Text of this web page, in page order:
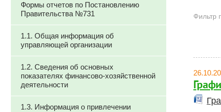
Фильтр
Формы отчетов по Постановлению
Правительства №731
1.1. Общая информация об
управляющей организации
1.2. Сведения об основных
показателях финансово-хозяйственной
деятельности
1.3. Информация о привлечении